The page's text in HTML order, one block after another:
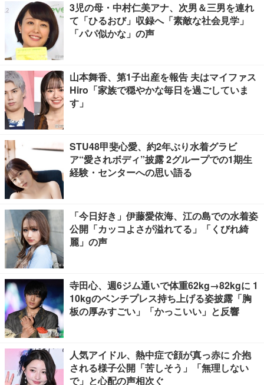
3児の母・中村仁美アナ、次男＆三男を連れ
て「ひるおび」収録へ「素敵な社会見学」
「パパ似かな」の声
山本舞香、第1子出産を報告 夫はマイファス
Hiro「家族で穏やかな毎日を過ごしていま
す」
STU48甲斐心愛、約2年ぶり水着グラビ
ア“愛されボディ”披露 2グループでの1期生
経験・センターへの思い語る
「今日好き」伊藤愛依海、江の島での水着姿
公開「カッコよさが溢れてる」「くびれ綺
麗」の声
寺田心、週6ジム通いで体重62kg→82kgに 1
10kgのベンチプレス持ち上げる姿披露「胸
板の厚みすごい」「かっこいい」と反響
人気アイドル、熱中症で顔が真っ赤に 介抱
される様子公開「苦しそう」「無理しない
で」と心配の声相次ぐ